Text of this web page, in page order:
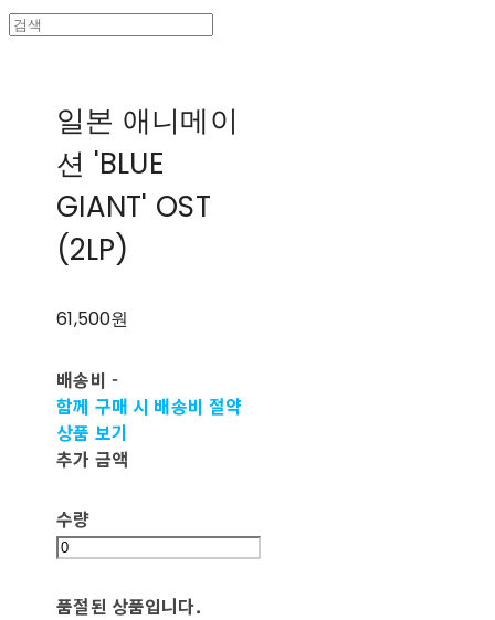
일본 애니메이
션 'BLUE
GIANT' OST
(2LP)
61,500원
배송비 -
함께 구매 시 배송비 절약
상품 보기
추가 금액
수량
품절된 상품입니다.